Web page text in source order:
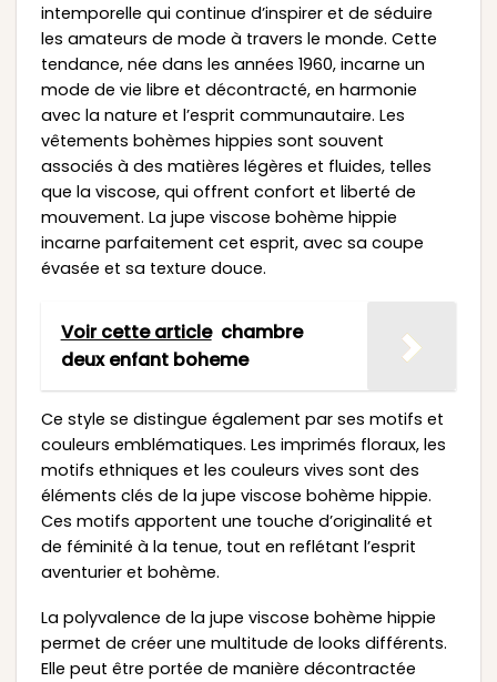
intemporelle qui continue d’inspirer et de séduire
les amateurs de mode à travers le monde. Cette
tendance, née dans les années 1960, incarne un
mode de vie libre et décontracté, en harmonie
avec la nature et l’esprit communautaire. Les
vêtements bohèmes hippies sont souvent
associés à des matières légères et fluides, telles
que la viscose, qui offrent confort et liberté de
mouvement. La jupe viscose bohème hippie
incarne parfaitement cet esprit, avec sa coupe
évasée et sa texture douce.
Voir cette article chambre
deux enfant boheme
Ce style se distingue également par ses motifs et
couleurs emblématiques. Les imprimés floraux, les
motifs ethniques et les couleurs vives sont des
éléments clés de la jupe viscose bohème hippie.
Ces motifs apportent une touche d’originalité et
de féminité à la tenue, tout en reflétant l’esprit
aventurier et bohème.
La polyvalence de la jupe viscose bohème hippie
permet de créer une multitude de looks différents.
Elle peut être portée de manière décontractée